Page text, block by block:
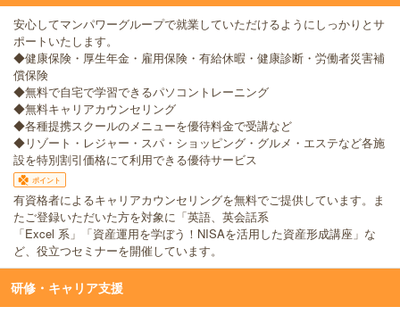
安心してマンパワーグループで就業していただけるようにしっかりとサ
ポートいたします。
◆健康保険・厚生年金・雇用保険・有給休暇・健康診断・労働者災害補
償保険
◆無料で自宅で学習できるパソコントレーニング
◆無料キャリアカウンセリング
◆各種提携スクールのメニューを優待料金で受講など
◆リゾート・レジャー・スパ・ショッピング・グルメ・エステなど各施
設を特別割引価格にて利用できる優待サービス
ポイント
有資格者によるキャリアカウンセリングを無料でご提供しています。ま
たご登録いただいた方を対象に「英語、英会話系
「Excel 系」「資産運用を学ぼう！NISAを活用した資産形成講座」な
ど、役立つセミナーを開催しています。
研修・キャリア支援